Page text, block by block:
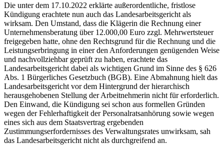
Die unter dem 17.10.2022 erklärte außerordentliche, fristlose
Kündigung erachtete nun auch das Landesarbeitsgericht als
wirksam. Den Umstand, dass die Klägerin die Rechnung einer
Unternehmensberatung über 12.000,00 Euro zzgl. Mehrwertsteuer
freigegeben hatte, ohne den Rechtsgrund für die Rechnung und die
Leistungserbringung in einer den Anforderungen genügenden Weise
und nachvollziehbar geprüft zu haben, erachtete das
Landesarbeitsgericht dabei als wichtigen Grund im Sinne des § 626
Abs. 1 Bürgerliches Gesetzbuch (BGB). Eine Abmahnung hielt das
Landesarbeitsgericht vor dem Hintergrund der hierarchisch
herausgehobenen Stellung der Arbeitnehmerin nicht für erforderlich.
Den Einwand, die Kündigung sei schon aus formellen Gründen
wegen der Fehlerhaftigkeit der Personalratsanhörung sowie wegen
eines sich aus dem Staatsvertrag ergebenden
Zustimmungserfordernisses des Verwaltungsrates unwirksam, sah
das Landesarbeitsgericht nicht als durchgreifend an.